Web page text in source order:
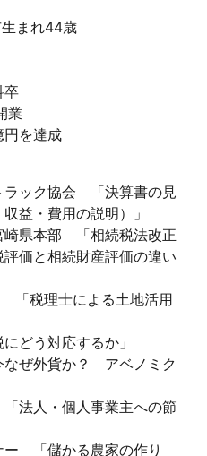
まれ44歳
卒
業
を達成
ラック協会 「決算書の見
益・費用の説明）」
崎県本部 「相続税法改正
価と相続財産評価の違い
「税理士による土地活用
どう対応するか」
ぜ外貨か？ アベノミク
法人・個人事業主への節
ー 「儲かる農家の作り